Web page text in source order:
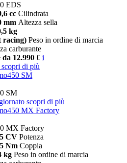
EDS
cc Cilindrata
mm Altezza sella
kg
racing) Peso in ordine di marcia
carburante
12.990 € i
scopri di più
SM
SM
scopri di più
MX Factory
MX Factory
CV Potenza
Nm Coppia
kg Peso in ordine di marcia